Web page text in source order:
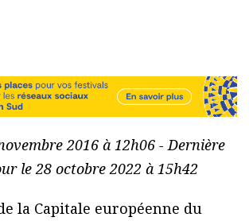
2016 à 12h06 - Dernière
le 28 octobre 2022 à 15h42
la Capitale européenne du